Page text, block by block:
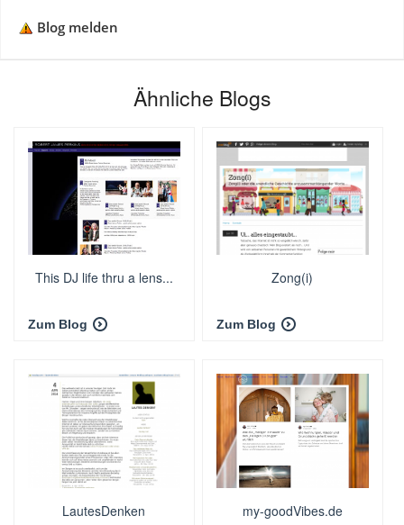
Blog melden
Ähnliche Blogs
This DJ life thru a lens...
Zum Blog
Zong(i)
Zum Blog
LautesDenken my-goodVibes.de